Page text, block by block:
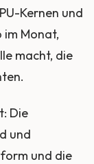
Kernen und
im Monat,
macht, die
Die
und
und die